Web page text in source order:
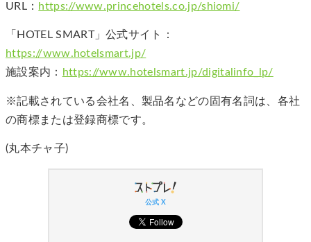
URL： https://www.princehotels.co.jp/shiomi/
「HOTEL SMART」公式サイト：
https://www.hotelsmart.jp/
施設案内：
https://www.hotelsmart.jp/digitalinfo_lp/
※記載されている会社名、製品名などの固有名詞は、各社
の商標または登録商標です。
(丸本チャ子)
公式 X